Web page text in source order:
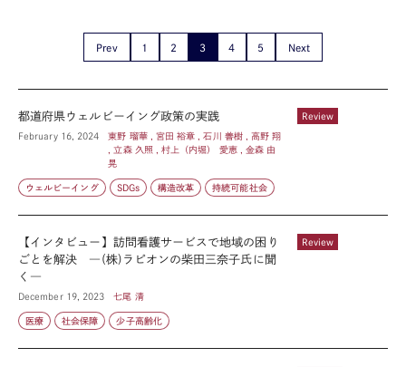
Prev 1 2 3 4 5 Next
Review
都道府県ウェルビーイング政策の実践
February 16, 2024
東野 瑠華 , 宮田 裕章 , 石川 善樹 , 高野 翔
, 立森 久照 , 村上（内堀） 愛恵 , 金森 由
晃
ウェルビーイング SDGs 構造改革 持続可能社会
Review
【インタビュー】訪問看護サービスで地域の困り
ごとを解決 ―(株)ラピオンの柴田三奈子氏に聞
く―
December 19, 2023 七尾 清
医療 社会保障 少子高齢化